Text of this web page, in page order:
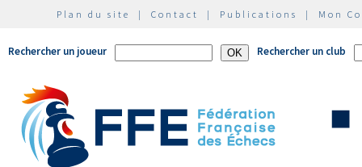
Plan du site | Contact | Publications | Mon
Rechercher un joueur Rechercher un club